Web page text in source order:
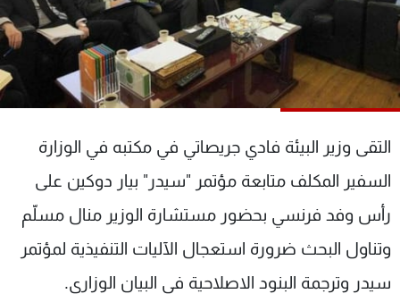
التقى وزير البيئة فادي جريصاتي في مكتبه في الوزارة
السفير المكلف متابعة مؤتمر "سيدر" بيار دوكين على
رأس وفد فرنسي بحضور مستشارة الوزير منال مسلّم
وتناول البحث ضرورة استعجال الآليات التنفيذية لمؤتمر
سيدر وترجمة البنود الاصلاحية في البيان الوزاري.
كأس العالم
البرامج
جدول البرامج
شاهد البرامج
عن MTV
الإنـتـاج
لاعلاناتكم
وظائف
تواصل معنا
شروط الإسـتخدام
سياسة الخصوصية